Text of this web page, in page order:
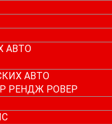
АВТО
АВТО
РЕНДЖ РОВЕР